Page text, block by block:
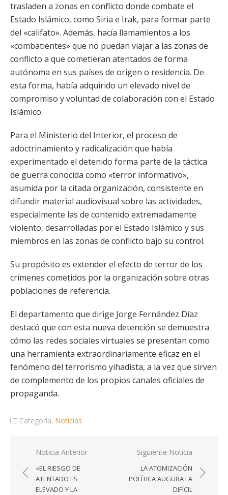
trasladen a zonas en conflicto donde combate el
Estado Islámico, como Siria e Irak, para formar parte
del «califato». Además, hacía llamamientos a los
«combatientes» que no puedan viajar a las zonas de
conflicto a que cometieran atentados de forma
autónoma en sus países de origen o residencia. De
esta forma, había adquirido un elevado nivel de
compromiso y voluntad de colaboración con el Estado
Islámico.
Para el Ministerio del Interior, el proceso de
adoctrinamiento y radicalización que había
experimentado el detenido forma parte de la táctica
de guerra conocida como «terror informativo»,
asumida por la citada organización, consistente en
difundir material audiovisual sobre las actividades,
especialmente las de contenido extremadamente
violento, desarrolladas por el Estado Islámico y sus
miembros en las zonas de conflicto bajo su control.
Su propósito es extender el efecto de terror de los
crímenes cometidos por la organización sobre otras
poblaciones de referencia.
El departamento que dirige Jorge Fernández Díaz
destacó que con esta nueva detención se demuestra
cómo las redes sociales virtuales se presentan como
una herramienta extraordinariamente eficaz en el
fenómeno del terrorismo yihadista, a la vez que sirven
de complemento de los propios canales oficiales de
propaganda.
Categoría: Noticias
Navegación
de
entradas
Noticia Anterior
«EL RIESGO DE
ATENTADO ES
ELEVADO Y LA
Siguiente Noticia
LA ATOMIZACIÓN
POLÍTICA AUGURA LA
DIFÍCIL